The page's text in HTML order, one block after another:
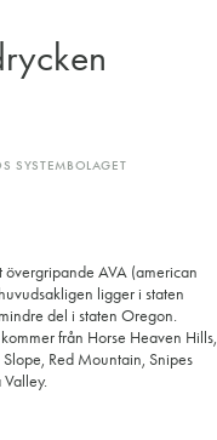
SYSTEMBOLAGET
övergripande AVA (american
ligger i staten
del i staten Oregon.
från Horse Heaven Hills,
Red Mountain, Snipes